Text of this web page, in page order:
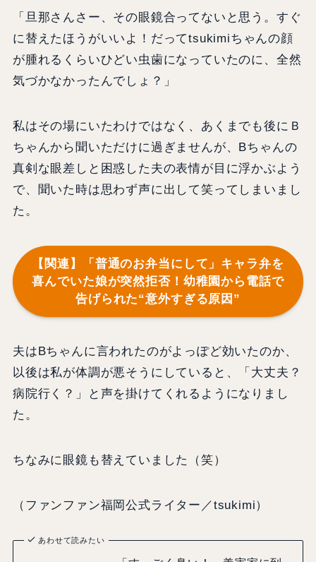
「旦那さんさー、その眼鏡合ってないと思う。すぐ
に替えたほうがいいよ！だってtsukimiちゃんの顔
が腫れるくらいひどい虫歯になっていたのに、全然
気づかなかったんでしょ？」
私はその場にいたわけではなく、あくまでも後にＢ
ちゃんから聞いただけに過ぎませんが、Bちゃんの
真剣な眼差しと困惑した夫の表情が目に浮かぶよう
で、聞いた時は思わず声に出して笑ってしまいまし
た。
【関連】「普通のお弁当にして」キャラ弁を
喜んでいた娘が突然拒否！幼稚園から電話で
告げられた“意外すぎる原因”
夫はBちゃんに言われたのがよっぽど効いたのか、
以後は私が体調が悪そうにしていると、「大丈夫？
病院行く？」と声を掛けてくれるようになりまし
た。
ちなみに眼鏡も替えていました（笑）
（ファンファン福岡公式ライター／tsukimi）
あわせて読みたい